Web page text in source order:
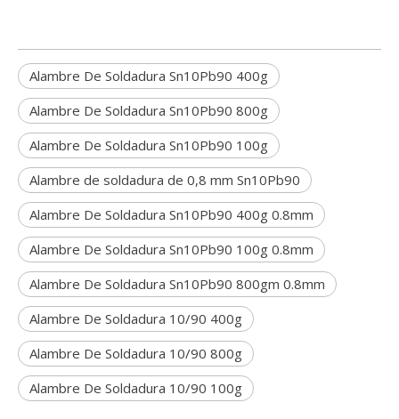
Alambre De Soldadura Sn10Pb90 400g
Alambre De Soldadura Sn10Pb90 800g
Alambre De Soldadura Sn10Pb90 100g
Alambre de soldadura de 0,8 mm Sn10Pb90
Alambre De Soldadura Sn10Pb90 400g 0.8mm
Alambre De Soldadura Sn10Pb90 100g 0.8mm
Alambre De Soldadura Sn10Pb90 800gm 0.8mm
Alambre De Soldadura 10/90 400g
Alambre De Soldadura 10/90 800g
Alambre De Soldadura 10/90 100g